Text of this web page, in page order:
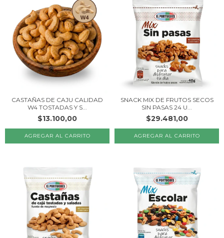
CASTAÑAS DE CAJU CALIDAD
W4 TOSTADAS Y S...
$13.100,00
SNACK MIX DE FRUTOS SECOS
SIN PASAS 24 U...
$29.481,00